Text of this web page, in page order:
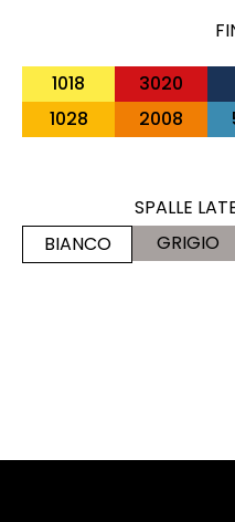
1018 3020
1028
2008
SPALLE
BIANCO
GRIGIO